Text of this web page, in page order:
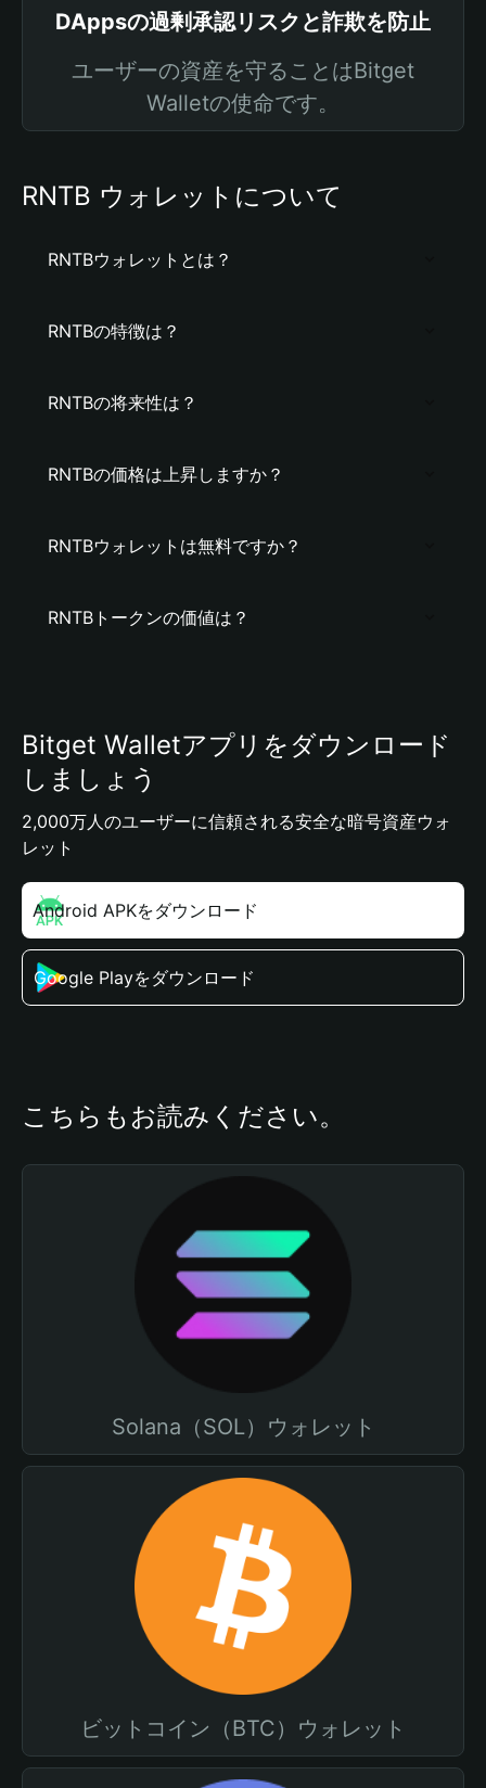
DAppsの過剰承認リスクと詐欺を防止
ユーザーの資産を守ることはBitget
Walletの使命です。
RNTB ウォレットについて
RNTBウォレットとは？
RNTBの特徴は？
RNTBの将来性は？
RNTBの価格は上昇しますか？
RNTBウォレットは無料ですか？
RNTBトークンの価値は？
Bitget Walletアプリをダウンロード
しましょう
2,000万人のユーザーに信頼される安全な暗号資産ウォ
レット
Android APKをダウンロード
Google Playをダウンロード
こちらもお読みください。
Solana（SOL）ウォレット
ビットコイン（BTC）ウォレット